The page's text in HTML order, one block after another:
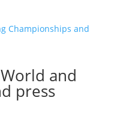
and
press